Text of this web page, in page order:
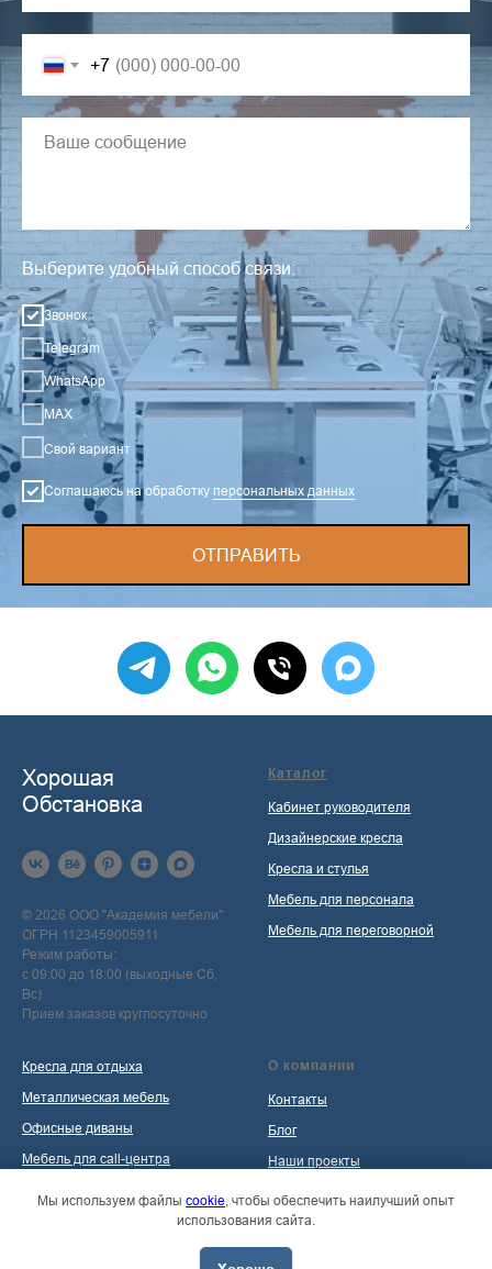
+7
Выберите удобный способ связи:
Звонок
Telegram
WhatsApp
MAX
Свой вариант
Соглашаюсь на обработку персональных данных
ОТПРАВИТЬ
Мы используем файлы cookie, чтобы обеспечить наилучший опыт
использования сайта.
Хорошая
Обстановка
© 2026 ООО "Академия мебели"
ОГРН 1123459005911
Режим работы:
с 09:00 до 18:00 (выходные Сб,
Вс)
Прием заказов круглосуточно
Каталог
Кабинет руководителя
Дизайнерские кресла
Кресла и стулья
Мебель для персонала
Мебель для переговорной
Кресла для отдыха
Металлическая мебель
Офисные диваны
Мебель для call-центра
О компании
Контакты
Блог
Наши проекты
Политика обработки
персональных данных